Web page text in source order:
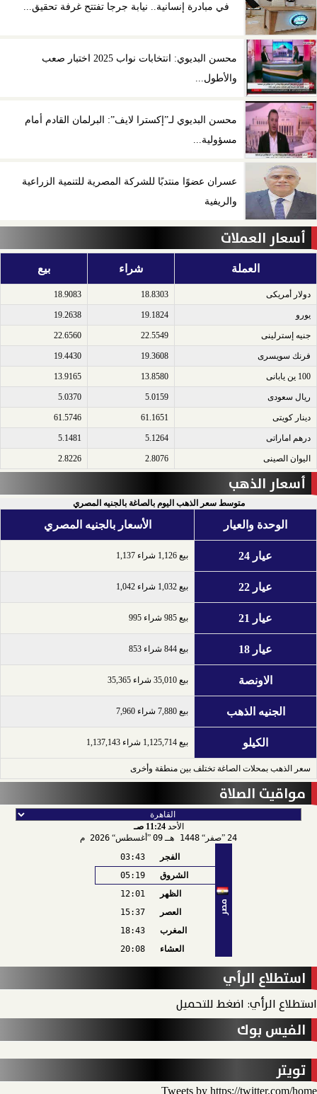
في مبادرة إنسانية.. نيابة جرجا تفتتح غرفة تحقيق...
محسن البديوي: انتخابات نواب 2025 اختبار صعب
والأطول...
محسن البديوي لـ”إكسترا لايف”: البرلمان القادم أمام
مسؤولية...
عسران عضوًا منتدبًا للشركة المصرية للتنمية الزراعية
والريفية
أسعار العملات
العملة شراء بيع
دولار أمريكى​ 18.8303
18.9083
يورو​ 19.1824
19.2638
جنيه إسترلينى​ 22.5549
22.6560
فرنك سويسرى​ 19.3608
19.4430
100 ين يابانى​ 13.8580
13.9165
ريال سعودى​ 5.0159
5.0370
دينار كويتى​ 61.1651
61.5746
درهم اماراتى​ 5.1264
5.1481
اليوان الصينى​ 2.8076
2.8226
أسعار الذهب
متوسط سعر الذهب اليوم بالصاغة بالجنيه المصري
الوحدة والعيار الأسعار بالجنيه المصري
عيار 24 بيع 1,126 شراء 1,137
عيار 22 بيع 1,032 شراء 1,042
عيار 21 بيع 985 شراء 995
عيار 18 بيع 844 شراء 853
الاونصة بيع 35,010 شراء 35,365
الجنيه الذهب بيع 7,880 شراء 7,960
الكيلو بيع 1,125,714 شراء 1,137,143
سعر الذهب بمحلات الصاغة تختلف بين منطقة وأخرى
مواقيت الصلاة
الأحد11:24 صـ
24 صفر 1448 هـ 09 أغسطس 2026 م
مصر
الفجر
03:43
الشروق
05:19
الظهر
12:01
العصر
15:37
المغرب
18:43
العشاء
20:08
استطلاع الرأي
استطلاع الرأي: اضغط للتحميل
الفيس بوك
تويتر
Tweets by https://twitter.com/home